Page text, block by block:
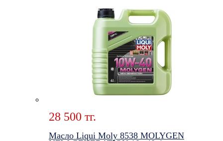
28 500 тг.
Масло Liqui Moly 8538 MOLYGEN